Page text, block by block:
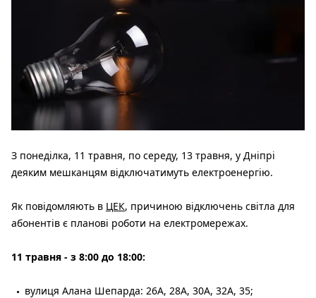
З понеділка, 11 травня, по середу, 13 травня, у Дніпрі
деяким мешканцям відключатимуть електроенергію.
Як повідомляють в ЦЕК, причиною відключень світла для
абонентів є планові роботи на електромережах.
11 травня - з 8:00 до 18:00:
вулиця Алана Шепарда: 26А, 28А, 30А, 32А, 35;